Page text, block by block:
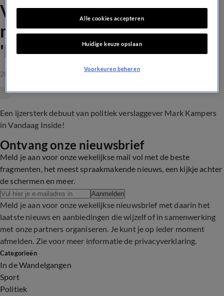
Vandaag Inside-tafel dolt
met politiek verslaggever:
'Dankjewel, Mark!!!'
28 mrt 2023, 00:00
Een ijzersterk debuut van politiek verslaggever Mark Kampers
in Vandaag Inside!
Ontvang onze nieuwsbrief
Meld je aan voor onze wekelijkse mail vol met de beste
fragmenten, het meest spraakmakende nieuws, een kijkje achter
de schermen en meer.
Aanmelden
Meld je aan voor onze wekelijkse nieuwsbrief met daarin het
laatste nieuws en aanbiedingen die wijzelf of in samenwerking
met onze partners organiseren. Je kunt je op ieder moment
afmelden. Zie voor meer informatie de privacyverklaring.
Categorieën
In de Wandelgangen
Sport
Politiek
Alle cookies accepteren
Huidige keuze opslaan
Voorkeuren beheren